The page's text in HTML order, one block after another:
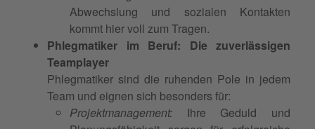
Abwechslung und sozialen Kontakten
kommt hier voll zum Tragen.
Phlegmatiker im Beruf: Die zuverlässigen
Teamplayer
Phlegmatiker sind die ruhenden Pole in jedem
Team und eignen sich besonders für:
Projektmanagement: Ihre Geduld und